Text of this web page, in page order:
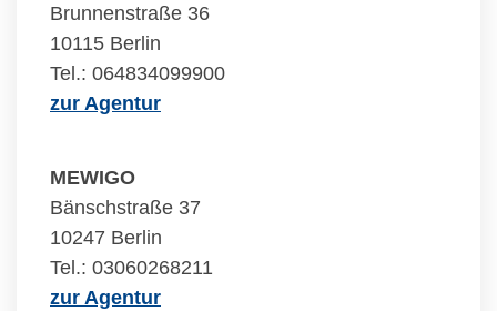
Brunnenstraße 36
10115 Berlin
Tel.: 064834099900
zur Agentur
MEWIGO
Bänschstraße 37
10247 Berlin
Tel.: 03060268211
zur Agentur